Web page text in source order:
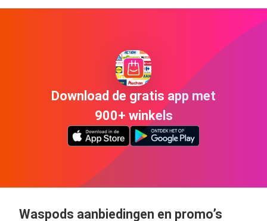
Download de gratis app met
900+ winkels
Waspods aanbiedingen en promo’s